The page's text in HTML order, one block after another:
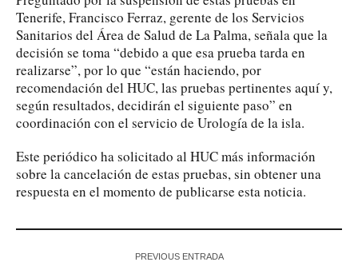
Tenerife, Francisco Ferraz, gerente de los Servicios
Sanitarios del Área de Salud de La Palma, señala que la
decisión se toma “debido a que esa prueba tarda en
realizarse”, por lo que “están haciendo, por
recomendación del HUC, las pruebas pertinentes aquí y,
según resultados, decidirán el siguiente paso” en
coordinación con el servicio de Urología de la isla.
Este periódico ha solicitado al HUC más información
sobre la cancelación de estas pruebas, sin obtener una
respuesta en el momento de publicarse esta noticia.
PREVIOUS ENTRADA